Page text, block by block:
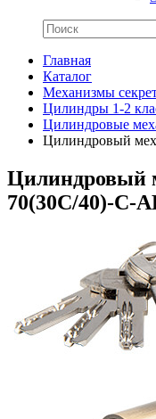
Главная
Каталог
Механизмы
Цилиндры 1-2
Цилиндровые
Цилиндровый
Цилиндровый
70(30C/40)-C-